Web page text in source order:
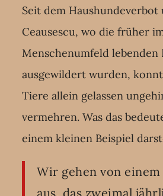
Seit dem Haushundeverbot
Ceausescu, wo die früher
Menschenumfeld lebenden
ausgewildert wurden,
Tiere allein gelassen
vermehren. Was das
einem kleinen Beispiel
Wir gehen von
aus, das zweimal